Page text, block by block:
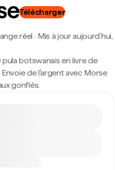
Télécharger
réel · Mis à jour aujourd’hui,
botswanais en livre de
de l'argent avec Morse
gonflés.